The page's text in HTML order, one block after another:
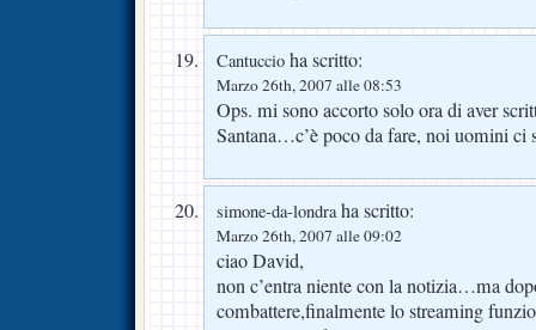
Cantuccio ha scritto:
Marzo 26th, 2007 alle 08:53
Ops. mi sono accorto solo ora di aver
Santana…c’è poco da fare, noi uomini ci
simone-da-londraha scritto:
Marzo 26th, 2007 alle 09:02
ciao David,
non c’entra niente con la notizia…ma
combattere,finalmente lo streaming